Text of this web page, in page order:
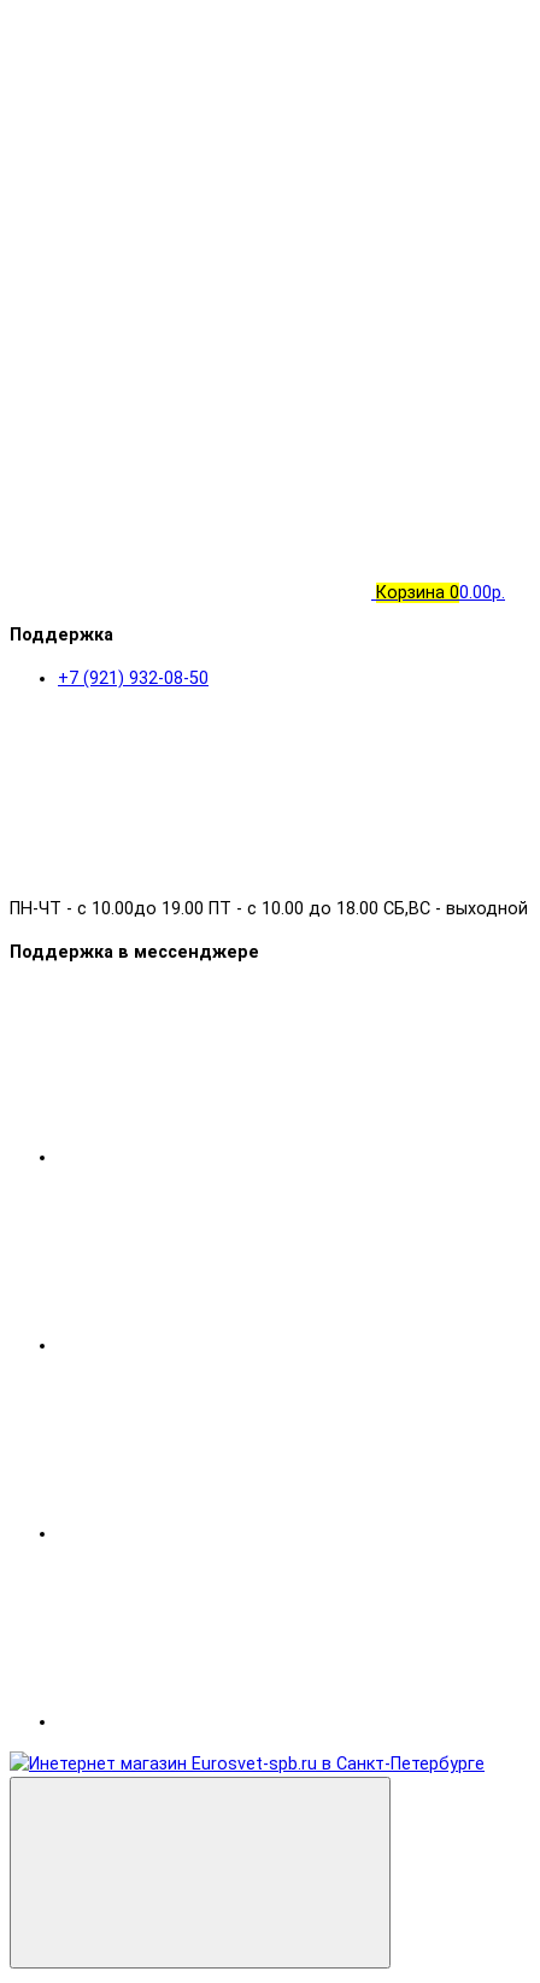
Корзина 00.00р.
Поддержка
+7 (921) 932-08-50
ПН-ЧТ - с 10.00до 19.00 ПТ - с 10.00 до 18.00 СБ,ВС - выходной
Поддержка в мессенджере